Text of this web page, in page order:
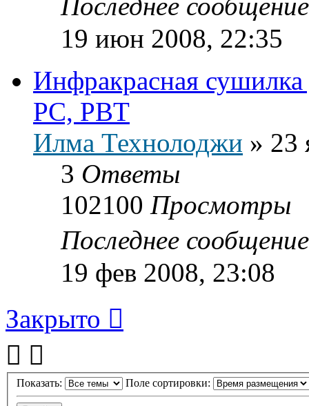
19 июн 2008, 22:35
Инфракрасная сушилка
PC, PBT
Илма Технолоджи » 23
3 Ответы
102100 Просмотры
Последнее
19 фев 2008, 23:08
Закрыто
Показать: Поле сортировки: